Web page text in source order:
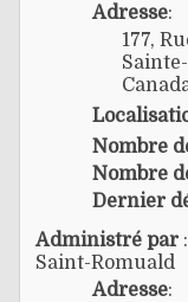
Adresse:
177,
Nombre
Nombre
Dernier
Administré par
Saint-Romuald
Adresse: